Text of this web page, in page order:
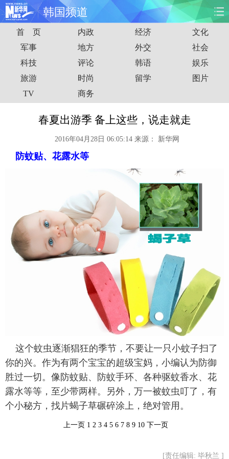
韩国频道
首页 时政 国际 财经
娱乐 体育 人事 教育
时尚 思客
台湾 华人
能源 房产
彩票
健康 信息化 数据
金融 公益 军事 无人机
富媒体 摄影 新华广播
新华电视英文 返回PC
首 页 内政 经济
文化
军事
地方 外交
社会
科技
评论 韩语
娱乐
旅游
时尚 留学
图片
TV
商务
春夏出游季 备上这些，说走就走
2016年04月28日 06:05:14 来源： 新华网
防蚊贴、花露水等
这个蚊虫逐渐猖狂的季节，不要让一只小蚊子扫了
你的兴。作为有两个宝宝的超级宝妈，小编认为防御
胜过一切。像防蚊贴、防蚊手环、各种驱蚊香水、花
露水等等，至少带两样。另外，万一被蚊虫叮了，有
个小秘方，找片蝎子草碾碎涂上，绝对管用。
上一页 1 2 3 4 5 6 7 8 9 10 下一页
[责任编辑: 毕秋兰 ]